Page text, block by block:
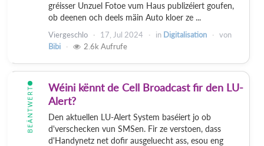
gréisser Unzuel Fotoe vum Haus publizéiert goufen,
ob deenen och deels mäin Auto kloer ze ...
Viergeschlo 17, Jul 2024 in Digitalisation
von
Bibi
2.6k Aufrufe
BEÄNTWERT
Wéini kënnt de Cell Broadcast fir den LU-
Alert?
Den aktuellen LU-Alert System baséiert jo ob
d'verschecken vun SMSen. Fir ze verstoen, dass
d'Handynetz net dofir ausgeluecht ass, esou eng